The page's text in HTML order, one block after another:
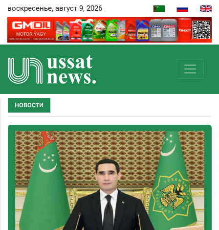
воскресенье, август 9, 2026
НОВОСТИ